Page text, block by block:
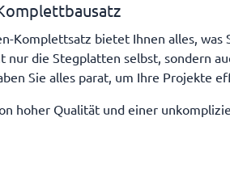
Komplettsatz bietet Ihnen alles,
nur die Stegplatten selbst, sondern
Sie alles parat, um Ihre Projekte
hoher Qualität und einer